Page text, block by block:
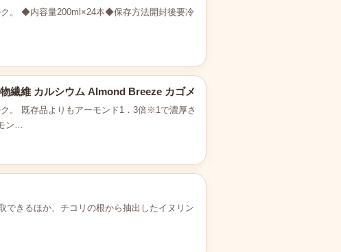
。 ◆内容量200ml×24本◆保存方法開封後要冷
繊維 カルシウム Almond Breeze カゴメ
。 既存品よりもアーモンド1．3倍※1で濃厚さ
ン…
できるほか、チコリの根から抽出したイヌリン